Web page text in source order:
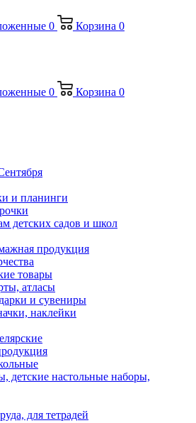
0 Корзина 0
0 Корзина 0
и планинги
детских садов и школ
продукция
товары
атласы
и сувениры
наклейки
детские настольные наборы,
для тетрадей